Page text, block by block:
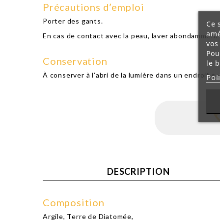
Précautions d’emploi
Porter des gants.
En cas de contact avec la peau, laver
Conservation
À conserver à l’abri de la lumière dans un endroit
DESCRIPTION
Composition
Argile, Terre de Diatomée,
Ce
le